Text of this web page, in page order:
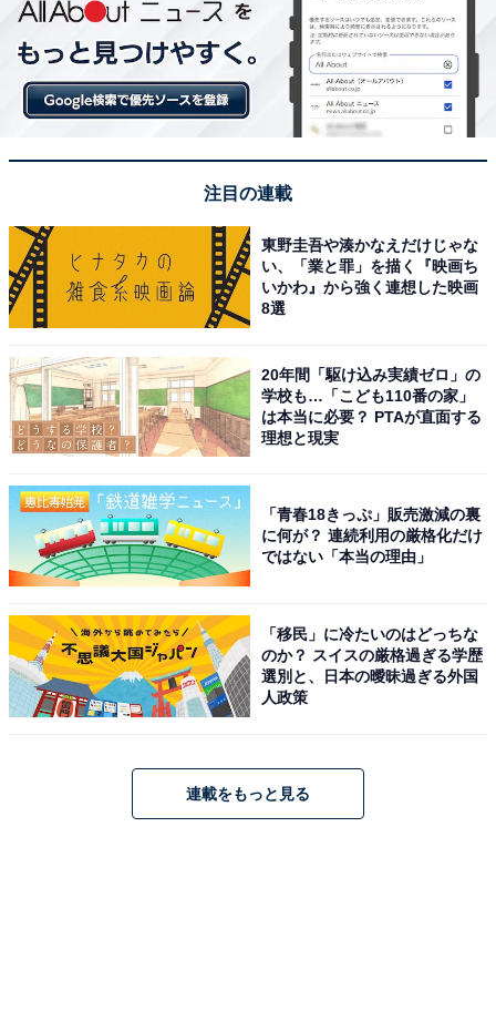
美食に心満たされる宿
塩原温泉 やまの宿 下藤屋（画像：「塩原温泉 やまの宿 下藤屋」公式Web
サイトより）
「塩原温泉 やまの宿 下藤屋」は、塩原温泉郷で最も高台
にある奥塩原新湯温泉に位置する老舗旅館です。源泉
貸し切りの「露天風呂」も備えます。夕食ではとちぎ和
牛や岩魚など旬の食材を使った会席料理を楽しめ、非日
注目の連載
東野圭吾や湊かなえだけじゃな
い、「業と罪」を描く『映画ち
いかわ』から強く連想した映画
8選
20年間「駆け込み実績ゼロ」の
学校も…「こども110番の家」
は本当に必要？ PTAが直面する
理想と現実
「青春18きっぷ」販売激減の裏
に何が？ 連続利用の厳格化だけ
ではない「本当の理由」
「移民」に冷たいのはどっちな
のか？ スイスの厳格過ぎる学歴
選別と、日本の曖昧過ぎる外国
人政策
連載をもっと見る